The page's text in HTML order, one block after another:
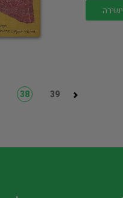
38 39